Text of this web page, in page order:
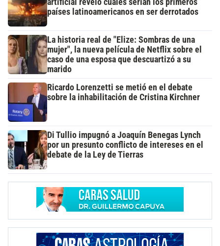
países latinoamericanos en ser derrotados
La historia real de "Elize: Sombras de una
mujer", la nueva película de Netflix sobre el
caso de una esposa que descuartizó a su
marido
Ricardo Lorenzetti se metió en el debate
sobre la inhabilitación de Cristina Kirchner
Di Tullio impugnó a Joaquín Benegas Lynch
por un presunto conflicto de intereses en el
debate de la Ley de Tierras